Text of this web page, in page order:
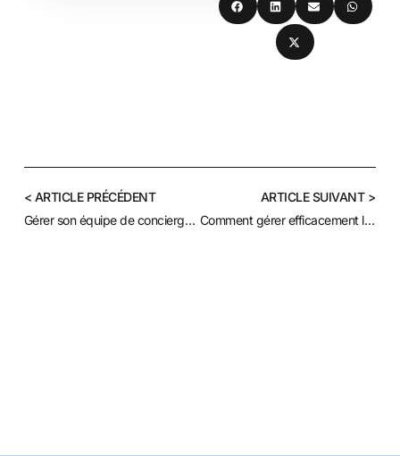
< ARTICLE PRÉCÉDENT
Gérer son équipe de conciergerie avec les bons outils
ARTICLE SUIVANT >
Comment gérer efficacement les avis Airbnb grâce aux outils digitaux